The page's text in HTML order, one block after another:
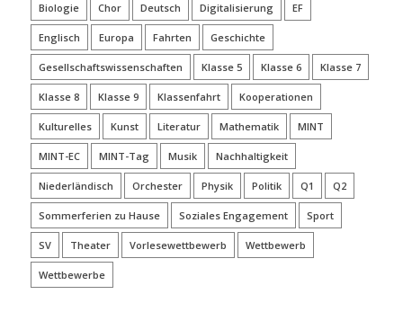
Biologie Chor Deutsch Digitalisierung EF
Englisch Europa Fahrten Geschichte
Gesellschaftswissenschaften Klasse 5 Klasse 6 Klasse 7
Klasse 8 Klasse 9 Klassenfahrt Kooperationen
Kulturelles Kunst Literatur Mathematik MINT
MINT-EC MINT-Tag Musik Nachhaltigkeit
Niederländisch Orchester Physik Politik Q1 Q2
Sommerferien zu Hause Soziales Engagement Sport
SV Theater Vorlesewettbewerb Wettbewerb
Wettbewerbe